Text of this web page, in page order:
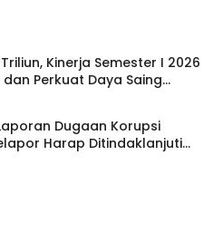
Kinerja Semester I 2026
Perkuat Daya Saing
Dugaan Korupsi
Harap Ditindaklanjuti